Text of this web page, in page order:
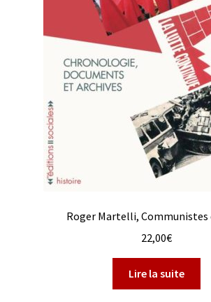
Roger Martelli, Communistes
22,00€
Lire la suite